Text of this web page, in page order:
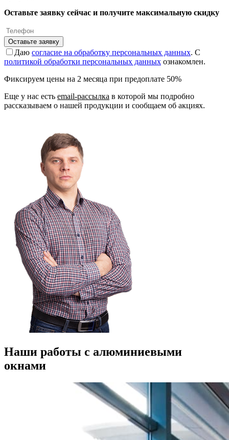
Оставьте заявку сейчас и получите максимальную скидку
Оставьте заявку
Даю согласие на обработку персональных данных. С
политикой обработки персональных данных ознакомлен.
Фиксируем цены на 2 месяца при предоплате 50%
Еще у нас есть email-рассылка в которой мы подробно
рассказываем о нашей продукции и сообщаем об акциях.
Наши работы с алюминиевыми
окнами